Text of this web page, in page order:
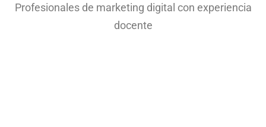
Profesionales de marketing digital con experiencia
docente